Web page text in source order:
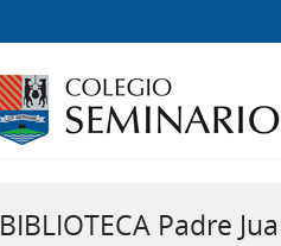
BIBLIOTECA Padre